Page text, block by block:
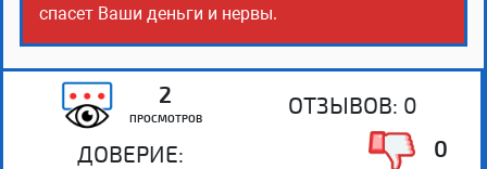
спасет Ваши деньги и нервы.
2
ПРОСМОТРОВ
ОТЗЫВОВ: 0
ДОВЕРИЕ:
0